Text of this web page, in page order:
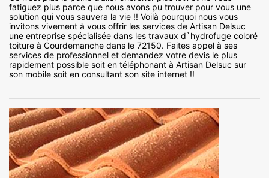
fatiguez plus parce que nous avons pu trouver pour vous une
solution qui vous sauvera la vie !! Voilà pourquoi nous vous
invitons vivement à vous offrir les services de Artisan Delsuc
une entreprise spécialisée dans les travaux d`hydrofuge coloré
toiture à Courdemanche dans le 72150. Faites appel à ses
services de professionnel et demandez votre devis le plus
rapidement possible soit en téléphonant à Artisan Delsuc sur
son mobile soit en consultant son site internet !!